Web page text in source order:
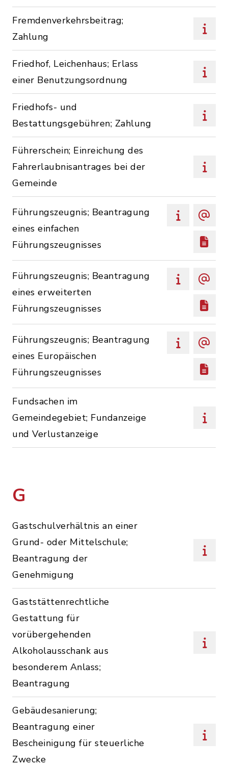
Fremdenverkehrsbeitrag;
Zahlung
Friedhof, Leichenhaus; Erlass
einer Benutzungsordnung
Friedhofs- und
Bestattungsgebühren; Zahlung
Führerschein; Einreichung des
Fahrerlaubnisantrages bei der
Gemeinde
Führungszeugnis; Beantragung
eines einfachen
Führungszeugnisses
Führungszeugnis; Beantragung
eines erweiterten
Führungszeugnisses
Führungszeugnis; Beantragung
eines Europäischen
Führungszeugnisses
Fundsachen im
Gemeindegebiet; Fundanzeige
und Verlustanzeige
G
Gastschulverhältnis an einer
Grund- oder Mittelschule;
Beantragung der
Genehmigung
Gaststättenrechtliche
Gestattung für
vorübergehenden
Alkoholausschank aus
besonderem Anlass;
Beantragung
Gebäudesanierung;
Beantragung einer
Bescheinigung für steuerliche
Zwecke